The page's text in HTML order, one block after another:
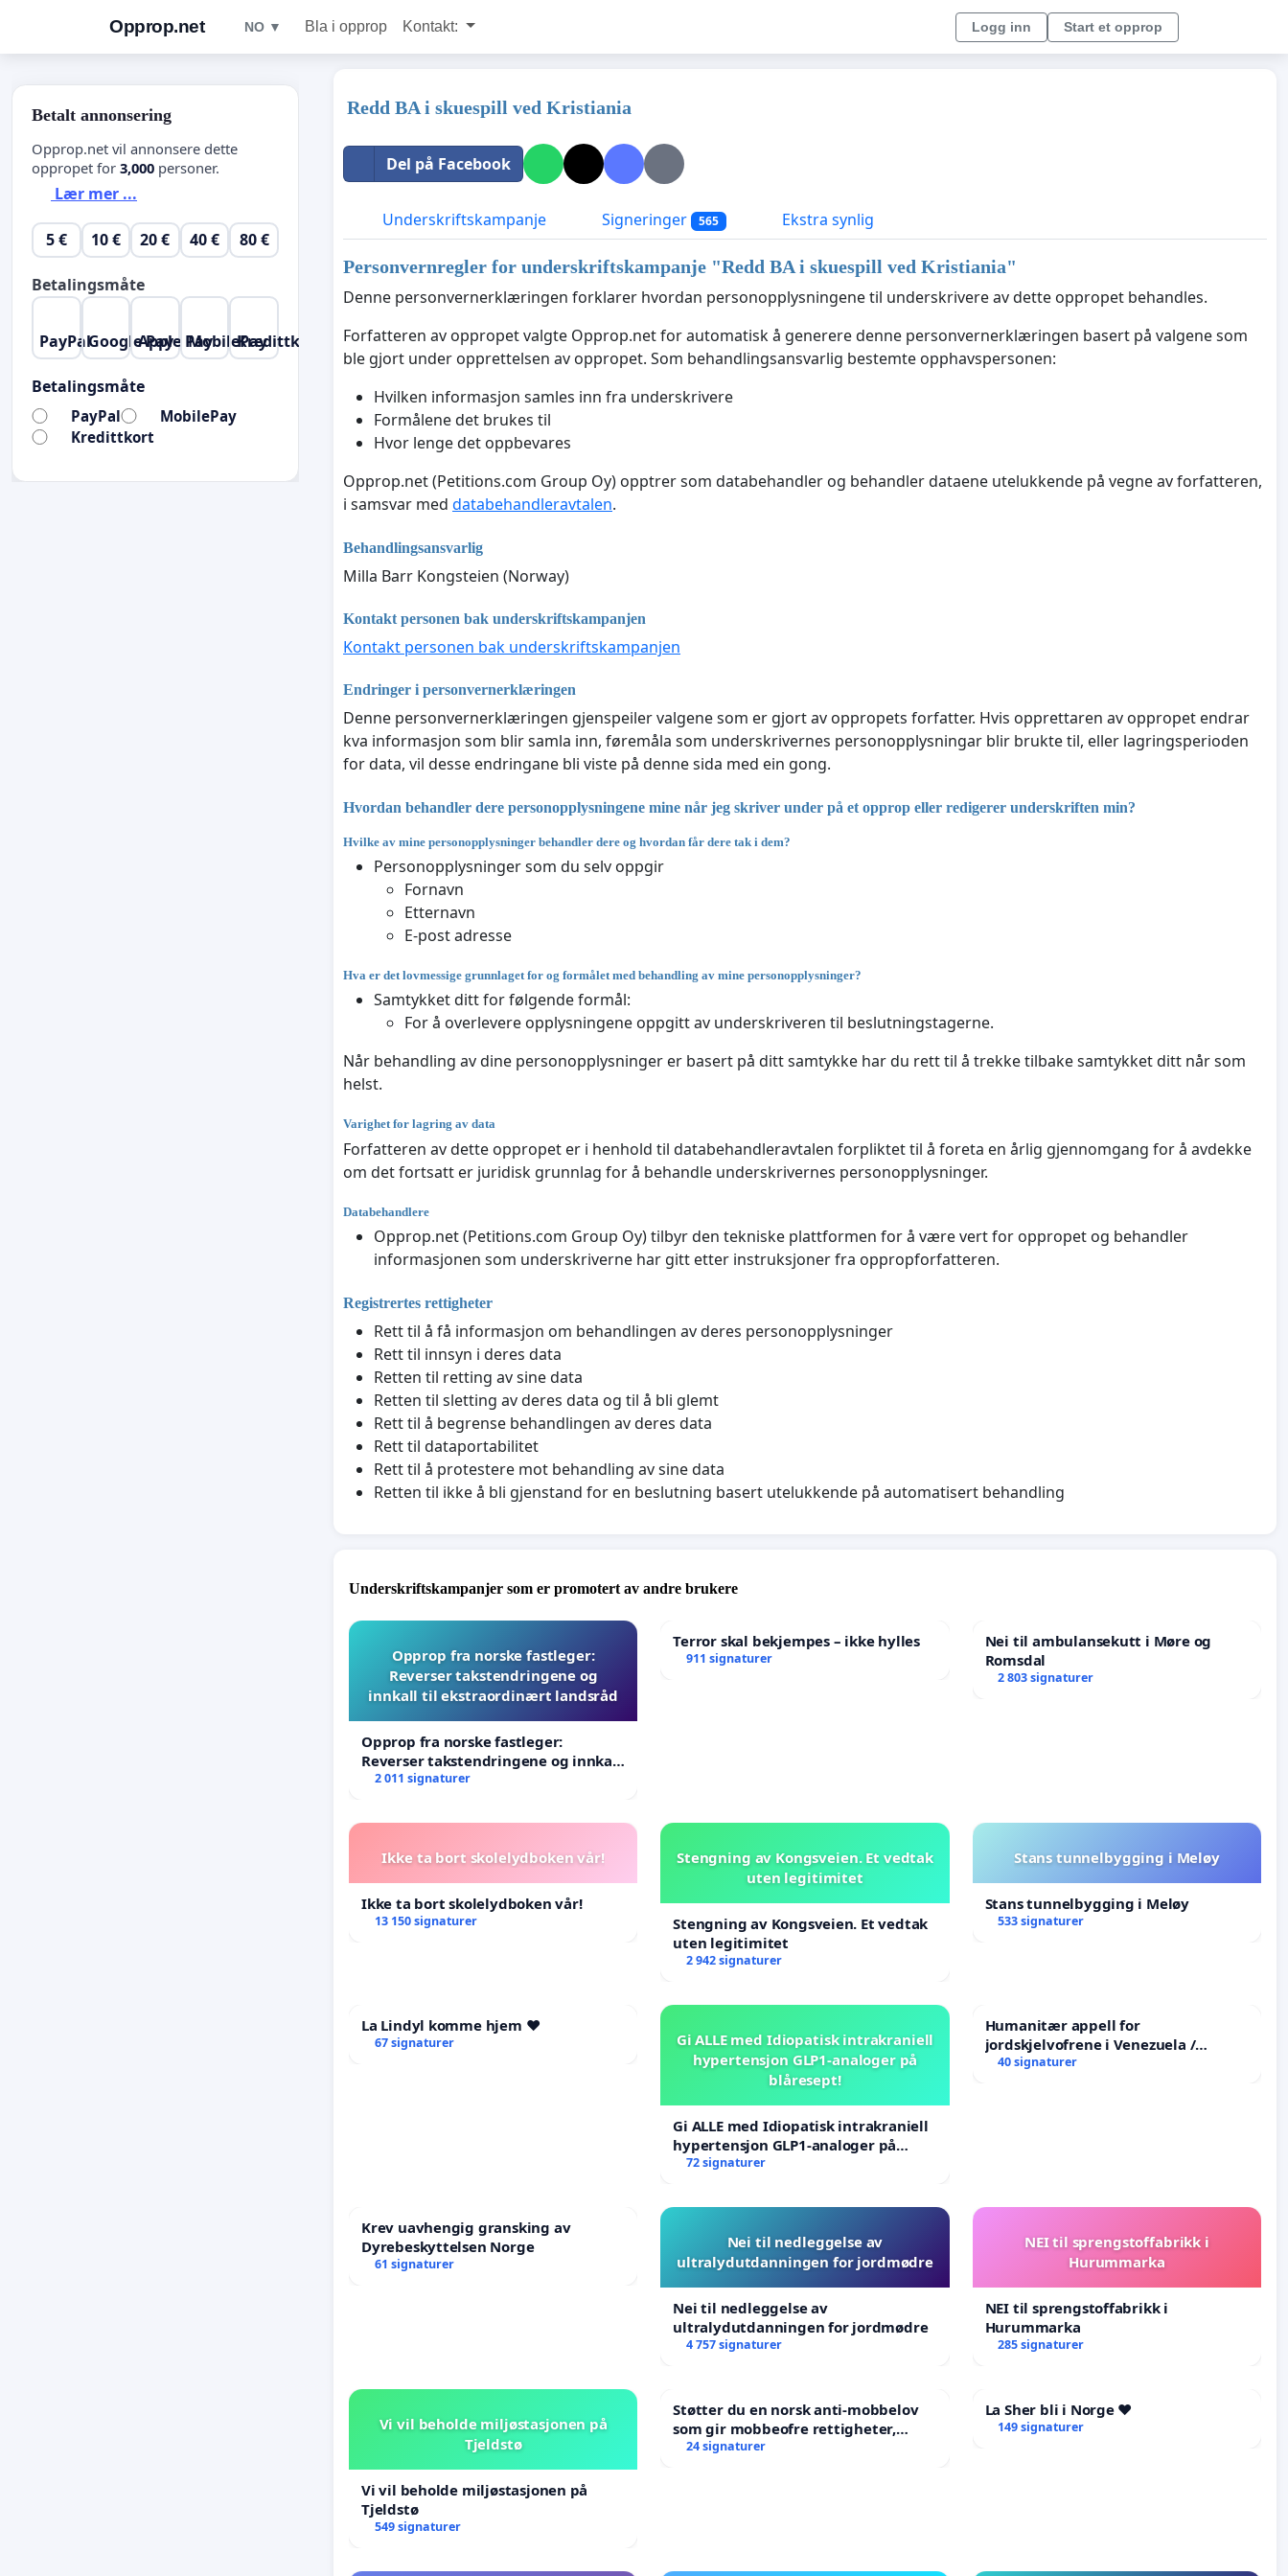
Opprop.net NO ▼ Bla i opprop Kontakt: Logg inn Start et opprop
Redd BA i skuespill ved Kristiania
Del på Facebook
Underskriftskampanje Signeringer 565 Ekstra synlig
Personvernregler for underskriftskampanje "Redd BA i skuespill ved Kristiania"
Denne personvernerklæringen forklarer hvordan personopplysningene til underskrivere av dette oppropet behandles.
Forfatteren av oppropet valgte Opprop.net for automatisk å generere denne personvernerklæringen basert på valgene som
ble gjort under opprettelsen av oppropet. Som behandlingsansvarlig bestemte opphavspersonen:
Hvilken informasjon samles inn fra underskrivere
Formålene det brukes til
Hvor lenge det oppbevares
Opprop.net (Petitions.com Group Oy) opptrer som databehandler og behandler dataene utelukkende på vegne av forfatteren,
i samsvar med databehandleravtalen.
Behandlingsansvarlig
Milla Barr Kongsteien (Norway)
Kontakt personen bak underskriftskampanjen
Kontakt personen bak underskriftskampanjen
Endringer i personvernerklæringen
Denne personvernerklæringen gjenspeiler valgene som er gjort av oppropets forfatter. Hvis opprettaren av oppropet endrar
kva informasjon som blir samla inn, føremåla som underskrivernes personopplysningar blir brukte til, eller lagringsperioden
for data, vil desse endringane bli viste på denne sida med ein gong.
Hvordan behandler dere personopplysningene mine når jeg skriver under på et opprop eller redigerer underskriften min?
Hvilke av mine personopplysninger behandler dere og hvordan får dere tak i dem?
Personopplysninger som du selv oppgir
Fornavn
Etternavn
E-post adresse
Hva er det lovmessige grunnlaget for og formålet med behandling av mine personopplysninger?
Samtykket ditt for følgende formål:
For å overlevere opplysningene oppgitt av underskriveren til beslutningstagerne.
Når behandling av dine personopplysninger er basert på ditt samtykke har du rett til å trekke tilbake samtykket ditt når som
helst.
Varighet for lagring av data
Forfatteren av dette oppropet er i henhold til databehandleravtalen forpliktet til å foreta en årlig gjennomgang for å avdekke
om det fortsatt er juridisk grunnlag for å behandle underskrivernes personopplysninger.
Databehandlere
Opprop.net (Petitions.com Group Oy) tilbyr den tekniske plattformen for å være vert for oppropet og behandler
informasjonen som underskriverne har gitt etter instruksjoner fra oppropforfatteren.
Registrertes rettigheter
Rett til å få informasjon om behandlingen av deres personopplysninger
Rett til innsyn i deres data
Retten til retting av sine data
Retten til sletting av deres data og til å bli glemt
Rett til å begrense behandlingen av deres data
Rett til dataportabilitet
Rett til å protestere mot behandling av sine data
Retten til ikke å bli gjenstand for en beslutning basert utelukkende på automatisert behandling
Underskriftskampanjer som er promotert av andre brukere
Opprop fra norske fastleger:
Reverser takstendringene og
innkall til ekstraordinært landsråd
Opprop fra norske fastleger:
Reverser takstendringene og innkall
til ekstraordinært landsråd
2 011 signaturer
Terror skal bekjempes – ikke hylles
911 signaturer
Nei til ambulansekutt i Møre og
Romsdal
2 803 signaturer
Ikke ta bort skolelydboken vår!
Ikke ta bort skolelydboken vår!
13 150 signaturer
Stengning av Kongsveien. Et vedtak
uten legitimitet
Stengning av Kongsveien. Et vedtak
uten legitimitet
2 942 signaturer
Stans tunnelbygging i Meløy
Stans tunnelbygging i Meløy
533 signaturer
La Lindyl komme hjem ❤️
67 signaturer
Gi ALLE med Idiopatisk intrakraniell
hypertensjon GLP1-analoger på
blåresept!
Gi ALLE med Idiopatisk intrakraniell
hypertensjon GLP1-analoger på
blåresept!
72 signaturer
Humanitær appell for
jordskjelvofrene i Venezuela /
Humanitarian Appeal for the
40 signaturer
Krev uavhengig gransking av
Dyrebeskyttelsen Norge
61 signaturer
Nei til nedleggelse av
ultralydutdanningen for jordmødre
Nei til nedleggelse av
ultralydutdanningen for jordmødre
4 757 signaturer
NEI til sprengstoffabrikk i
Hurummarka
NEI til sprengstoffabrikk i
Hurummarka
285 signaturer
Vi vil beholde miljøstasjonen på
Tjeldstø
Vi vil beholde miljøstasjonen på
Tjeldstø
549 signaturer
Støtter du en norsk anti-mobbelov
som gir mobbeofre rettigheter,
oppreisning og hjelp?
24 signaturer
La Sher bli i Norge ❤️
149 signaturer
Betalt annonsering
Opprop.net vil annonsere dette
oppropet for 3,000 personer.
Lær mer ...
5 € 10 € 20 € 40 € 80 €
Betalingsmåte
PayPalGoogle PayApple PayMobilePayKredittkort
Betalingsmåte
PayPal
MobilePay
Kredittkort